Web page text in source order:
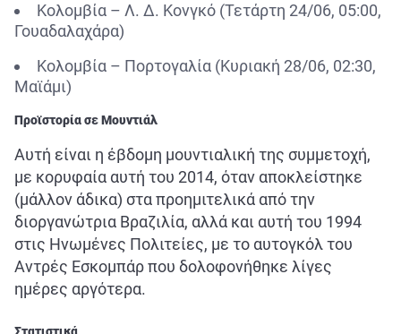
Κολομβία – Λ. Δ. Κονγκό (Τετάρτη 24/06, 05:00,
Γουαδαλαχάρα)
Κολομβία – Πορτογαλία (Κυριακή 28/06, 02:30,
Μαϊάμι)
Προϊστορία σε Μουντιάλ
Αυτή είναι η έβδομη μουντιαλική της συμμετοχή,
με κορυφαία αυτή του 2014, όταν αποκλείστηκε
(μάλλον άδικα) στα προημιτελικά από την
διοργανώτρια Βραζιλία, αλλά και αυτή του 1994
στις Ηνωμένες Πολιτείες, με το αυτογκόλ του
Αντρές Εσκομπάρ που δολοφονήθηκε λίγες
ημέρες αργότερα.